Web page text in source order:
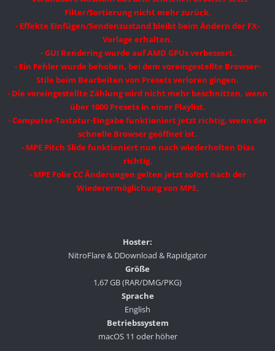
Filter/Sortierung nicht mehr zurück.
- Effekte Einfügen/Sendenzustand bleibt beim Ändern der FX-
Vorlage erhalten.
- GUI Rendering wurde auf AMD GPUs verbessert.
- Ein Fehler wurde behoben, bei dem voreingestellte Browser-
Stile beim Bearbeiten von Presets verloren gingen.
- Die voreingestellte Zählung wird nicht mehr beschnitten, wenn
über 1000 Presets in einer Playlist.
- Computer-Tastatur-Eingabe funktioniert jetzt richtig, wenn der
schnelle Browser geöffnet ist.
- MPE Pitch Slide funktioniert nun nach wiederholten Dias
richtig.
- MPE Folie CC Änderungen gelten jetzt sofort nach der
Wiederermöglichung von MPE.
Hoster:
NitroFlare & DDownload & Rapidgator
Größe
1,67 GB (RAR/DMG/PKG)
Sprache
English
Betriebssystem
macOS 11 oder höher